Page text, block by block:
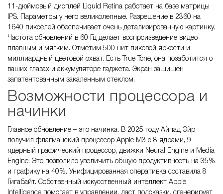
11-дюймовый дисплей Liquid Retina работает на базе матрицы
IPS. Параметры у него великолепные. Разрешение в 2360 на
1640 пикселей обеспечивает очень детализированную картинку.
Частота обновлений в 60 Гц делает воспроизведение видео
плавным и мягким. Отметим 500 нит пиковой яркости и
миллиардный цветовой охват. Есть True Tone, она позаботится о
ваших глазах и аккумуляторе гаджета. Экран защищен
запатентованным закаленным стеклом.
Возможности процессора и
начинки
Главное обновление – это начинка. В 2025 году Айпад Эйр
получил флагманский процессор Apple M3 с 8 ядрами, 9-
ядерный графический процессор, движки Neural Engine и Media
Engine. Это позволило увеличить общую продуктивность на 35%
и графику на 40%. Унифицированная оперативка составила 8
Гигабайт. Собственный искусственный интеллект Apple